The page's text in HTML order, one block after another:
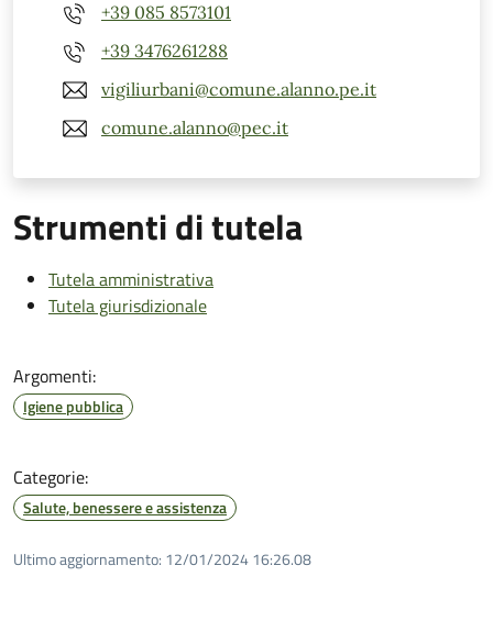
+39 085 8573101
+39 3476261288
vigiliurbani@comune.alanno.pe.it
comune.alanno@pec.it
Strumenti di tutela
Tutela amministrativa
Tutela giurisdizionale
Argomenti:
Igiene pubblica
Categorie:
Salute, benessere e assistenza
Ultimo aggiornamento: 12/01/2024 16:26.08